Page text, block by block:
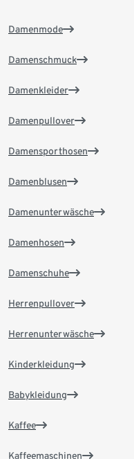
Damenmode
Damenschmuck
Damenkleider
Damenpullover
Damensporthosen
Damenblusen
Damenunterwäsche
Damenhosen
Damenschuhe
Herrenpullover
Herrenunterwäsche
Kinderkleidung
Babykleidung
Kaffee
Kaffeemaschinen